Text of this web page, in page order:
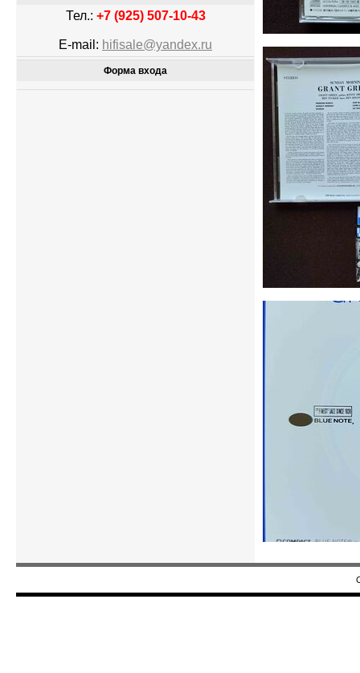
Тел.: +7 (925) 507-10-43
E-mail: hifisale@yandex.ru
Форма входа